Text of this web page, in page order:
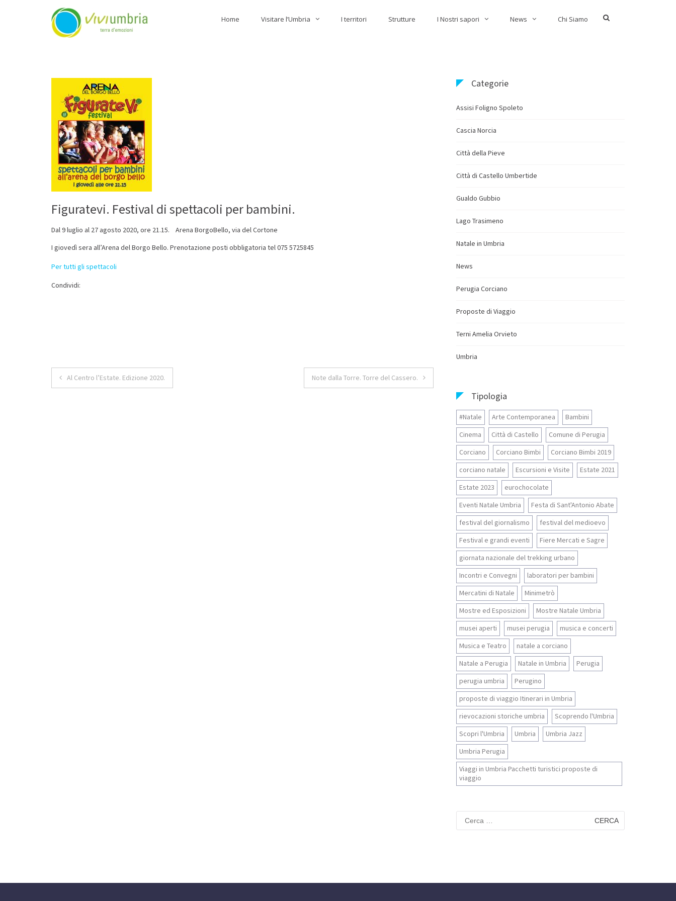
Home Visitare l’Umbria I territori Strutture I Nostri sapori News Chi Siamo
Show
Figuratevi. Festival di spettacoli per bambini.
Dal 9 luglio al 27 agosto 2020, ore 21.15. Arena BorgoBello, via del Cortone
I giovedì sera all’Arena del Borgo Bello. Prenotazione posti obbligatoria tel 075 5725845
Per tutti gli spettacoli
Condividi:
Navigazione
Al Centro l’Estate. Edizione 2020. Note dalla Torre. Torre del Cassero.
Categorie
Assisi Foligno Spoleto
Cascia Norcia
Città della Pieve
Città di Castello Umbertide
Gualdo Gubbio
Lago Trasimeno
Natale in Umbria
News
Perugia Corciano
Proposte di Viaggio
Terni Amelia Orvieto
Umbria
Tipologia
#Natale Arte Contemporanea
Bambini
Cinema
Città di Castello
Comune di Perugia
Corciano
Corciano Bimbi
Corciano Bimbi 2019
corciano natale
Escursioni e Visite
Estate 2021
Estate 2023
eurochocolate
Eventi Natale Umbria
Festa di Sant'Antonio Abate
festival del giornalismo
festival del medioevo
Festival e grandi eventi
Fiere Mercati e Sagre
giornata nazionale del trekking urbano
Incontri e Convegni
laboratori per bambini
Mercatini di Natale
Minimetrò
Mostre ed Esposizioni
Mostre Natale Umbria
musei aperti
musei perugia
musica e concerti
Musica e Teatro
natale a corciano
Natale a Perugia
Natale in Umbria
Perugia
perugia umbria
Perugino
proposte di viaggio Itinerari in Umbria
rievocazioni storiche umbria
Scoprendo l'Umbria
Scopri l'Umbria
Umbria
Umbria Jazz
Umbria Perugia
Viaggi in Umbria Pacchetti turistici proposte di
viaggio
per: